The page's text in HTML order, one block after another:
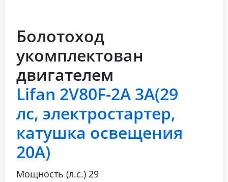
Болотоход
укомплектован
двигателем
Lifan 2V80F-2A 3А(29
лс, электростартер,
катушка освещения
20А)
Мощность (л.с.) 29